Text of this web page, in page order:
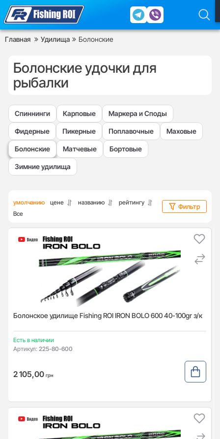
Главная Удилища Болонские
Болонские удочки для
рыбалки
Спиннинги Карповые Маркера и Споды
Фидерные Пикерные Поплавочные Маховые
Болонские Матчевые Бортовые
Зимние удилища
умолчанию цене названию
рейтингу
Все
Фильтр
Болонское удилище Fishing ROI IRON BOLO 600 40-100gr з/к
Есть в наличии
Артикул: 225-80-600
2 105,00 грн